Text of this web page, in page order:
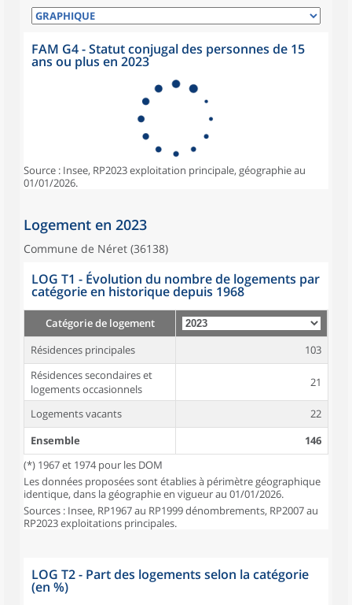
FAM G4 - Statut conjugal des personnes de 15
ans ou plus en 2023
Source : Insee, RP2023 exploitation principale, géographie au
01/01/2026.
Logement en 2023
Commune de Néret (36138)
LOG T1 - Évolution du nombre de logements par
catégorie en historique depuis 1968
Catégorie de logement
Résidences principales
103
Résidences secondaires et
logements occasionnels
21
Logements vacants
22
Ensemble
146
(*) 1967 et 1974 pour les DOM
Les données proposées sont établies à périmètre géographique
identique, dans la géographie en vigueur au 01/01/2026.
Sources : Insee, RP1967 au RP1999 dénombrements, RP2007 au
RP2023 exploitations principales.
LOG T2 - Part des logements selon la catégorie
(en %)